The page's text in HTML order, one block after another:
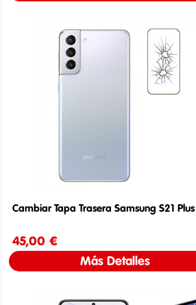
Cambiar Tapa Trasera Samsung S21 Plus
45,00 €
Más Detalles